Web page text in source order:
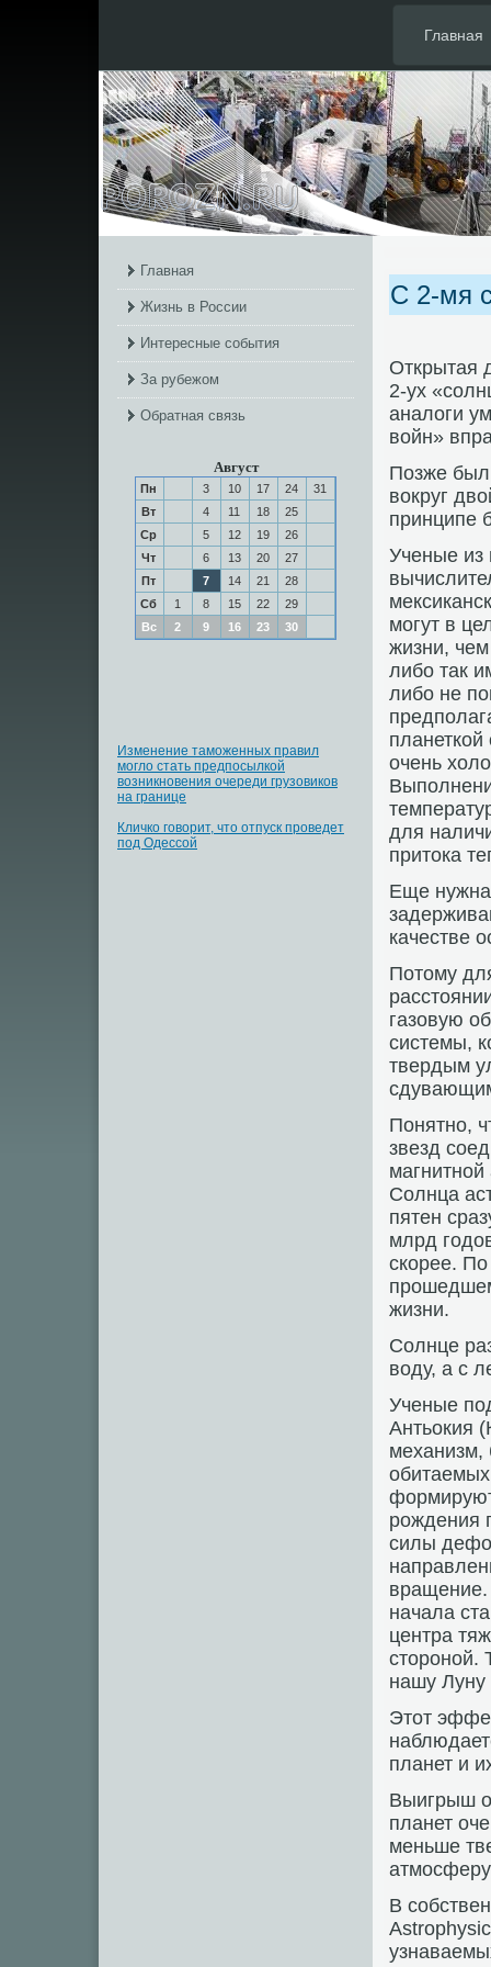
Главная
Главная
Жизнь в России
Интересные события
За рубежом
Обратная связь
Август
Пн 3 10 17 24
31
Вт
4 11 18
25
Ср
5 12 19
26
Чт
6 13 20
27
Пт
7 14 21
28
Сб
1 8 15 22
29
Вс
2 9 16 23 30
Изменение таможенных правил
могло стать предпосылкой
возникновения очереди грузовиков
на границе
Кличко говорит, что отпуск проведет
под Одессой
С 2-мя
Открытая
2-ух
аналоги
войн»
Позже
вокруг
принципе
Ученые из
могут в
жизни,
либо так
либо не
очень
для
притока
Еще нужна
качестве
Потому
газовую
системы,
твердым
Понятно,
звезд
Солнца
пятен
млрд
скорее.
жизни.
Солнце
воду, а с
Ученые
Антьокия
механизм,
рождения
силы
вращение.
начала
центра
стороной.
нашу Луну
Этот
планет и
Выигрыш
планет
меньше
В